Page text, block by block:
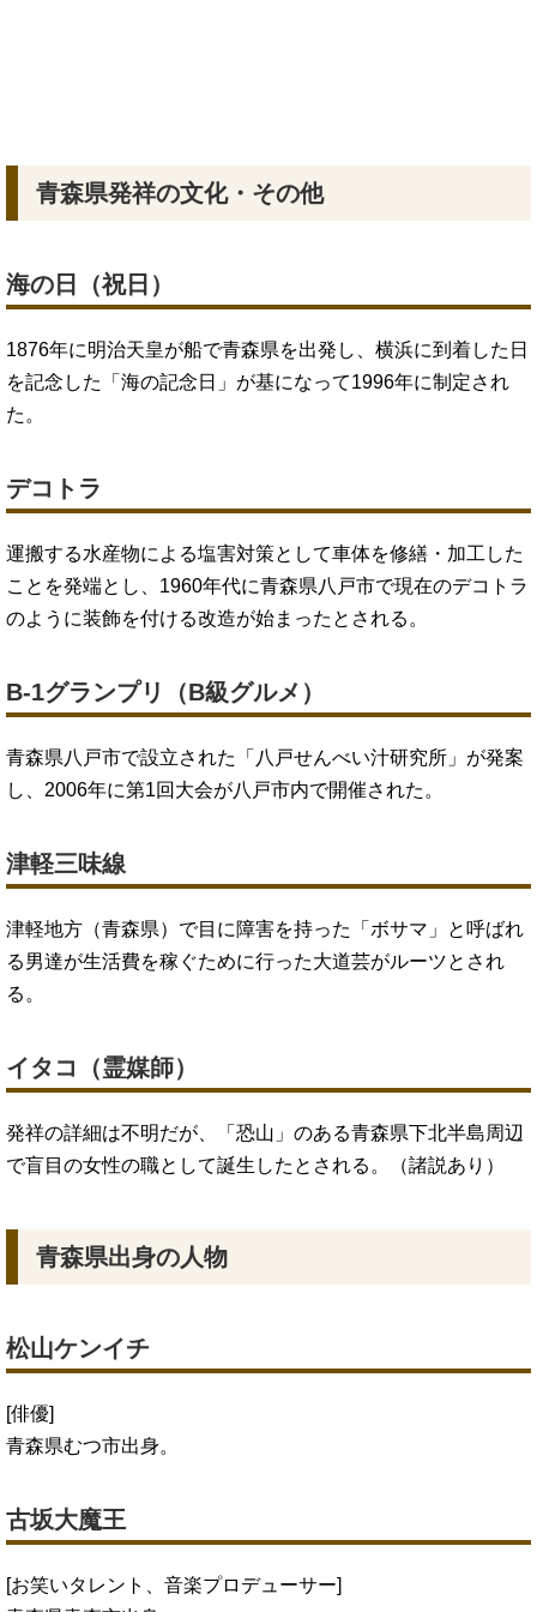
青森県発祥の文化・その他
海の日（祝日）
1876年に明治天皇が船で青森県を出発し、横浜に到着した日
を記念した「海の記念日」が基になって1996年に制定され
た。
デコトラ
運搬する水産物による塩害対策として車体を修繕・加工した
ことを発端とし、1960年代に青森県八戸市で現在のデコトラ
のように装飾を付ける改造が始まったとされる。
B-1グランプリ（B級グルメ）
青森県八戸市で設立された「八戸せんべい汁研究所」が発案
し、2006年に第1回大会が八戸市内で開催された。
津軽三味線
津軽地方（青森県）で目に障害を持った「ボサマ」と呼ばれ
る男達が生活費を稼ぐために行った大道芸がルーツとされ
る。
イタコ（霊媒師）
発祥の詳細は不明だが、「恐山」のある青森県下北半島周辺
で盲目の女性の職として誕生したとされる。（諸説あり）
青森県出身の人物
松山ケンイチ
[俳優]
青森県むつ市出身。
古坂大魔王
[お笑いタレント、音楽プロデューサー]